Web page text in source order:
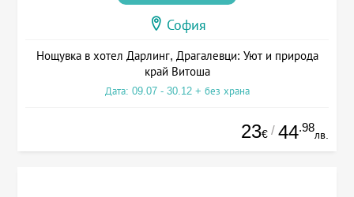
София
Нощувка в хотел Дарлинг, Драгалевци: Уют и природа
край Витоша
Дата: 09.07 - 30.12 + без храна
23€ / 44.98
лв.